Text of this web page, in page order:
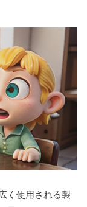
く使用される製